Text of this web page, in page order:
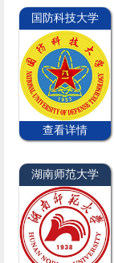
国防科技大学
查看详情
湖南师范大学